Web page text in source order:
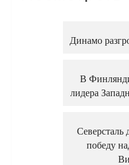
Динамо
В
лидера
Северсталь
победу